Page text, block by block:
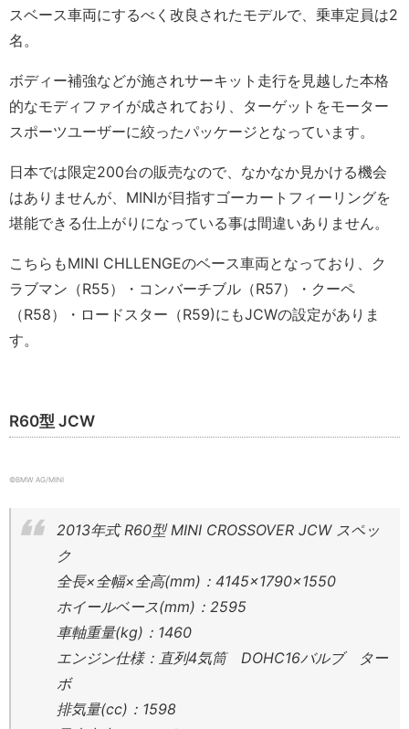
スベース車両にするべく改良されたモデルで、乗車定員は2
名。
ボディー補強などが施されサーキット走行を見越した本格
的なモディファイが成されており、ターゲットをモーター
スポーツユーザーに絞ったパッケージとなっています。
日本では限定200台の販売なので、なかなか見かける機会
はありませんが、MINIが目指すゴーカートフィーリングを
堪能できる仕上がりになっている事は間違いありません。
こちらもMINI CHLLENGEのベース車両となっており、ク
ラブマン（R55）・コンバーチブル（R57）・クーペ
（R58）・ロードスター（R59)にもJCWの設定がありま
す。
R60型 JCW
©︎BMW AG/MINI
2013年式 R60型 MINI CROSSOVER JCW スペッ
ク
全長×全幅×全高(mm)：4145×1790×1550
ホイールベース(mm)：2595
車軸重量(kg)：1460
エンジン仕様：直列4気筒 DOHC16バルブ ター
ボ
排気量(cc)：1598